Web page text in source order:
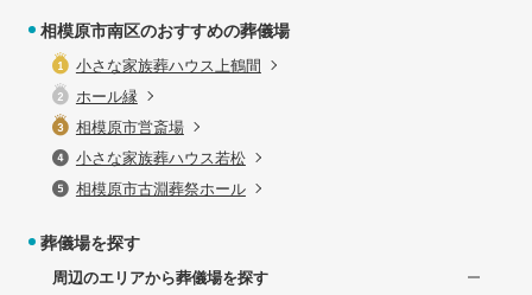
相模原市南区のおすすめの葬儀場
小さな家族葬ハウス上鶴間
ホール縁
相模原市営斎場
小さな家族葬ハウス若松
相模原市古淵葬祭ホール
葬儀場を探す
周辺のエリアから葬儀場を探す